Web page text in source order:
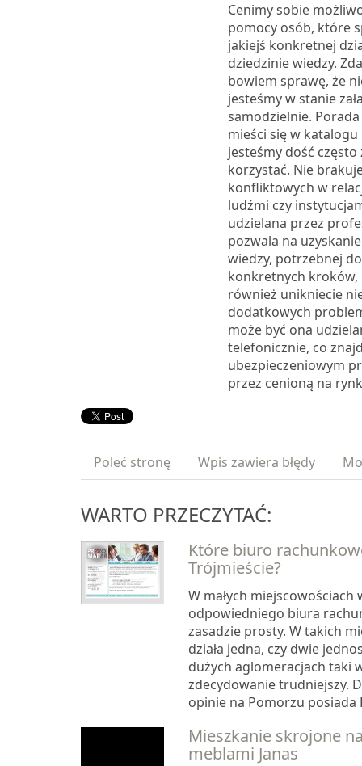
Cenimy sobie
pomocy osób, które
jakiejś konkretnej
dziedzinie wiedzy.
bowiem sprawę, że
jesteśmy w stanie
samodzielnie.
mieści się w katalogu
jesteśmy dość często
korzystać. Nie
konfliktowych w
ludźmi czy
udzielana przez
pozwala na
wiedzy, potrzebnej
konkretnych kroków,
również unikniecie
dodatkowych
może być ona
telefonicznie, co
ubezpieczeniowym
przez cenioną na
Poleć stronę Wpis zawiera błędy
WARTO PRZECZYTAĆ:
Które biuro
Trójmieście?
W małych miejscowościach
odpowiedniego biura
zasadzie prosty. W takich
działa jedna, czy dwie
dużych aglomeracjach taki
zdecydowanie trudniejszy.
opinie na Pomorzu posiada
Mieszkanie skrojone
meblami Janas